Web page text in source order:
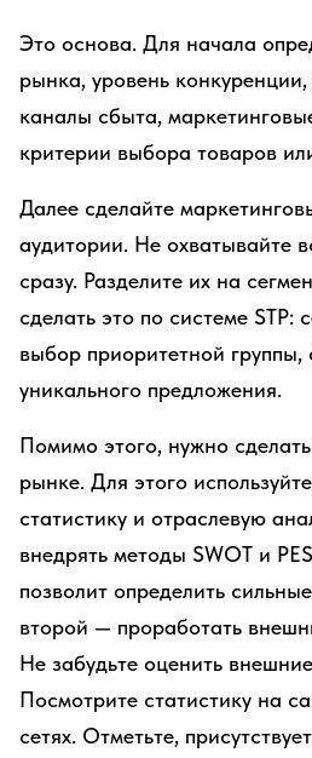
Это основа. Для начала
рынка, уровень
каналы сбыта,
критерии выбора товаров
Далее сделайте
аудитории. Не охватывайте
сразу. Разделите их на
сделать это по системе STP:
выбор приоритетной
уникального предложения.
Помимо этого, нужно
рынке. Для этого
статистику и отраслевую
внедрять методы SWOT и
позволит определить
второй — проработать
Не забудьте оценить
Посмотрите статистику на
сетях. Отметьте,